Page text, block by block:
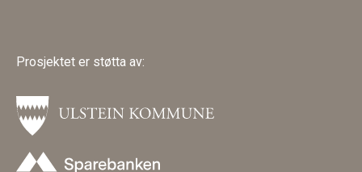
Prosjektet er støtta av: